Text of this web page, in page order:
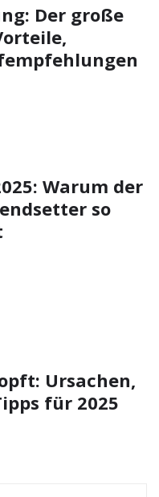
Der große
Warum der
so
Ursachen,
für 2025